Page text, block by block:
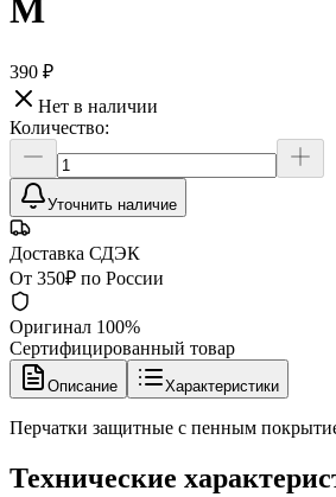
М
390 ₽
Нет в наличии
Количество:
Уточнить наличие
Доставка СДЭК
От 350₽ по России
Оригинал 100%
Сертифицированный товар
Описание Характеристики
Перчатки защитные с пенным
Технические